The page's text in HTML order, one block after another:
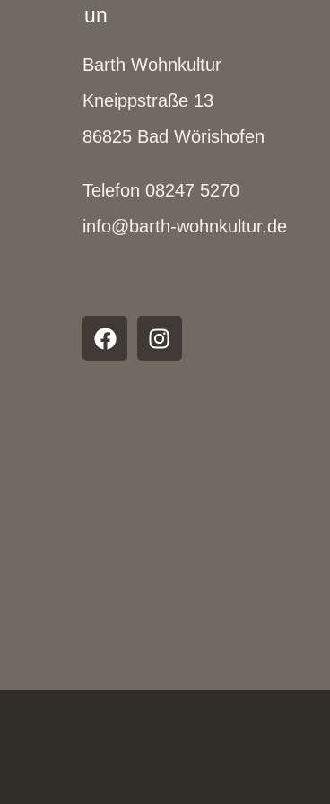
Barth Wohnkultur
Kneippstraße 13
86825 Bad Wörishofen
Telefon 08247 5270
info@barth-wohnkultur.de